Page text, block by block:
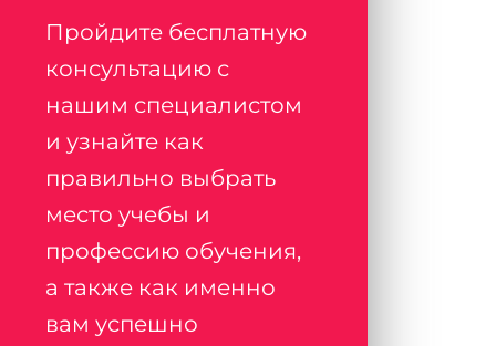
Пройдите бесплатную
консультацию с
нашим специалистом
и узнайте как
правильно выбрать
место учебы и
профессию обучения,
а также как именно
вам успешно